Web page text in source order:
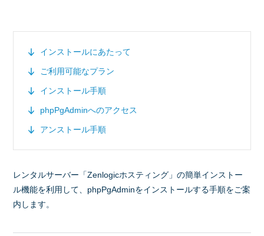
インストールにあたって
ご利用可能なプラン
インストール手順
phpPgAdminへのアクセス
アンストール手順
レンタルサーバー「Zenlogicホスティング」の簡単インストー
ル機能を利用して、phpPgAdminをインストールする手順をご案
内します。